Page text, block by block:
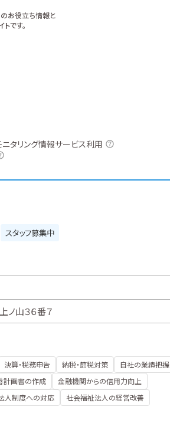
お役立ち情報と
です。
タリング情報サービス利用
スタッフ募集中
山３６番７
決算・税務申告 納税・節税対策
自社の業績把握
計画書の作成
金融機関からの信用力向上
人制度への対応 社会福祉法人の経営改善